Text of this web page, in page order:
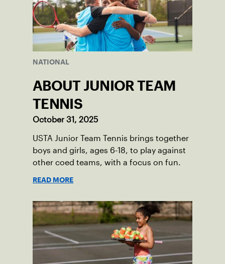
NATIONAL
ABOUT JUNIOR TEAM
TENNIS
October 31, 2025
USTA Junior Team Tennis brings together
boys and girls, ages 6-18, to play against
other coed teams, with a focus on fun.
READ MORE